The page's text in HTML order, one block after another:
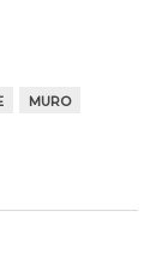
MURO